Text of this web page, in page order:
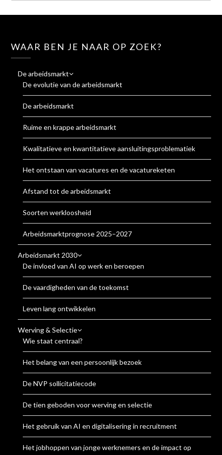
WAAR BEN JE NAAR OP ZOEK?
De arbeidsmarkt
De evolutie van de arbeidsmarkt
De arbeidsmarkt
Ruime en krappe arbeidsmarkt
Kwalitatieve en kwantitatieve aansluitingsproblematiek
Het ontstaan van vacatures en de vacatureketen
Afstand tot de arbeidsmarkt
Soorten werkloosheid
Arbeidsmarktprognose 2025–2027
Arbeidsmarkt 2030
De invloed van AI op werk en beroepen
De vaardigheden van de toekomst
Leven lang ontwikkelen
Werving & Selectie
Wie staat centraal?
Het belang van een persoonlijk bezoek
De NVP sollicitatiecode
De tien geboden voor werving en selectie
Het gebruik van AI en digitalisering in recruitment
Het jobhoppen van jonge werknemers en de impact op